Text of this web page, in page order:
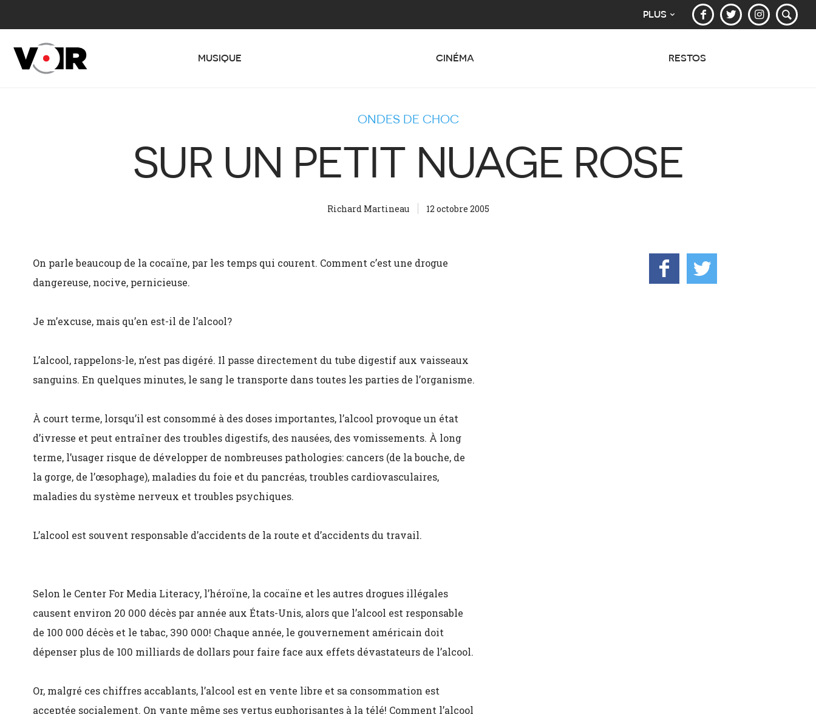
PLUS
MUSIQUE CINÉMA RESTOS
ONDES DE CHOC
SUR UN PETIT NUAGE ROSE
Richard Martineau 12 octobre 2005
On parle beaucoup de la cocaïne, par les temps qui courent. Comment c’est une drogue
dangereuse, nocive, pernicieuse.
Je m’excuse, mais qu’en est-il de l’alcool?
L’alcool, rappelons-le, n’est pas digéré. Il passe directement du tube digestif aux vaisseaux
sanguins. En quelques minutes, le sang le transporte dans toutes les parties de l’organisme.
À court terme, lorsqu’il est consommé à des doses importantes, l’alcool provoque un état
d’ivresse et peut entraîner des troubles digestifs, des nausées, des vomissements. À long
terme, l’usager risque de développer de nombreuses pathologies: cancers (de la bouche, de
la gorge, de l’œsophage), maladies du foie et du pancréas, troubles cardiovasculaires,
maladies du système nerveux et troubles psychiques.
L’alcool est souvent responsable d’accidents de la route et d’accidents du travail.
Selon le Center For Media Literacy, l’héroïne, la cocaïne et les autres drogues illégales
causent environ 20 000 décès par année aux États-Unis, alors que l’alcool est responsable
de 100 000 décès et le tabac, 390 000! Chaque année, le gouvernement américain doit
dépenser plus de 100 milliards de dollars pour faire face aux effets dévastateurs de l’alcool.
Or, malgré ces chiffres accablants, l’alcool est en vente libre et sa consommation est
acceptée socialement. On vante même ses vertus euphorisantes à la télé! Comment l’alcool